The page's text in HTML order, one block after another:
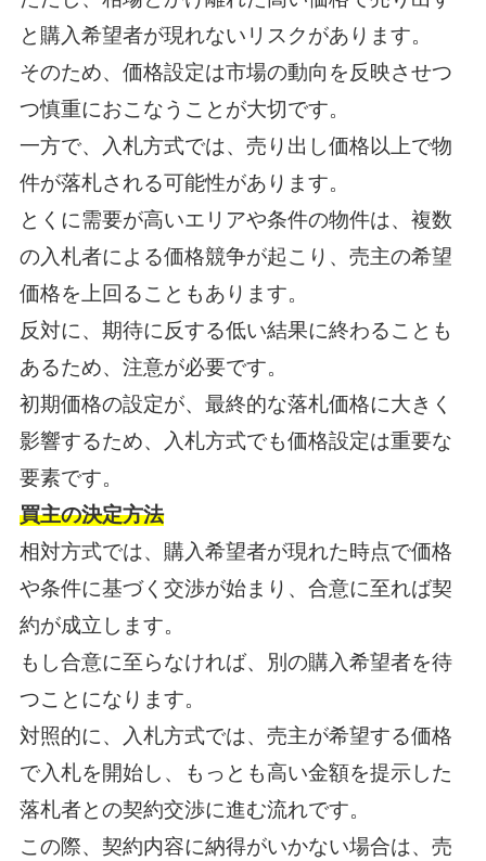
と購入希望者が現れないリスクがあります。
そのため、価格設定は市場の動向を反映させつ
つ慎重におこなうことが大切です。
一方で、入札方式では、売り出し価格以上で物
件が落札される可能性があります。
とくに需要が高いエリアや条件の物件は、複数
の入札者による価格競争が起こり、売主の希望
価格を上回ることもあります。
反対に、期待に反する低い結果に終わることも
あるため、注意が必要です。
初期価格の設定が、最終的な落札価格に大きく
影響するため、入札方式でも価格設定は重要な
要素です。
買主の決定方法
相対方式では、購入希望者が現れた時点で価格
や条件に基づく交渉が始まり、合意に至れば契
約が成立します。
もし合意に至らなければ、別の購入希望者を待
つことになります。
対照的に、入札方式では、売主が希望する価格
で入札を開始し、もっとも高い金額を提示した
落札者との契約交渉に進む流れです。
この際、契約内容に納得がいかない場合は、売